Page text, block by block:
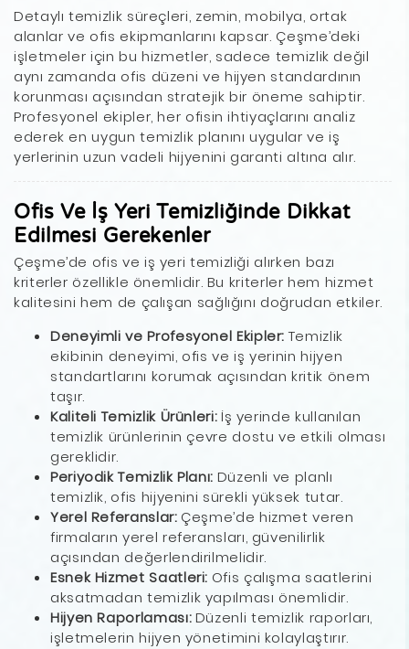
Detaylı temizlik süreçleri, zemin, mobilya, ortak
alanlar ve ofis ekipmanlarını kapsar. Çeşme’deki
işletmeler için bu hizmetler, sadece temizlik değil
aynı zamanda ofis düzeni ve hijyen standardının
korunması açısından stratejik bir öneme sahiptir.
Profesyonel ekipler, her ofisin ihtiyaçlarını analiz
ederek en uygun temizlik planını uygular ve iş
yerlerinin uzun vadeli hijyenini garanti altına alır.
Ofis Ve İş Yeri Temizliğinde Dikkat
Edilmesi Gerekenler
Çeşme’de ofis ve iş yeri temizliği alırken bazı
kriterler özellikle önemlidir. Bu kriterler hem hizmet
kalitesini hem de çalışan sağlığını doğrudan etkiler.
Deneyimli ve Profesyonel Ekipler: Temizlik
ekibinin deneyimi, ofis ve iş yerinin hijyen
standartlarını korumak açısından kritik önem
taşır.
Kaliteli Temizlik Ürünleri:İş yerinde kullanılan
temizlik ürünlerinin çevre dostu ve etkili olması
gereklidir.
Periyodik Temizlik Planı: Düzenli ve planlı
temizlik, ofis hijyenini sürekli yüksek tutar.
Yerel Referanslar:Çeşme’de hizmet veren
firmaların yerel referansları, güvenilirlik
açısından değerlendirilmelidir.
Esnek Hizmet Saatleri: Ofis çalışma saatlerini
aksatmadan temizlik yapılması önemlidir.
Hijyen Raporlaması:Düzenli temizlik raporları,
işletmelerin hijyen yönetimini kolaylaştırır.